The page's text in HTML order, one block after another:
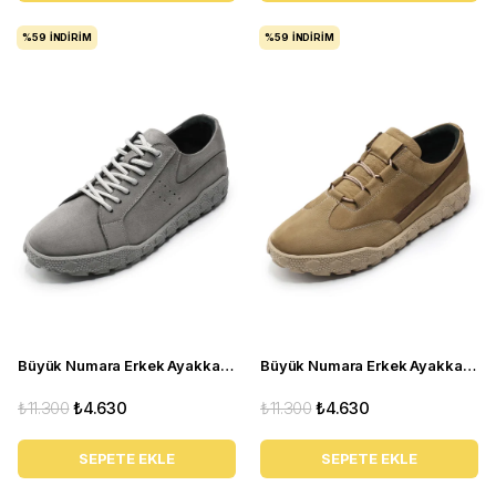
Büyük Numara Erkek Ayakkabı GOM8013 GRİ
₺4.630
₺11.300
SEPETE EKLE
%59 İNDIRIM
Büyük Numara Erkek Ayakkabı GOM2073 Kum
₺4.630
₺11.300
SEPETE EKLE
%59 İNDIRIM